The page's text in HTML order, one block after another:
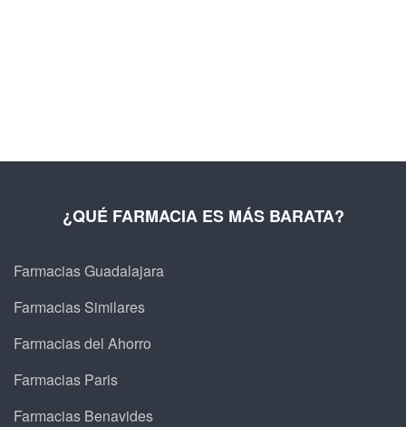
¿QUÉ FARMACIA ES MÁS BARATA?
Farmacias Guadalajara
Farmacias Similares
Farmacias del Ahorro
Farmacias Paris
Farmacias Benavides